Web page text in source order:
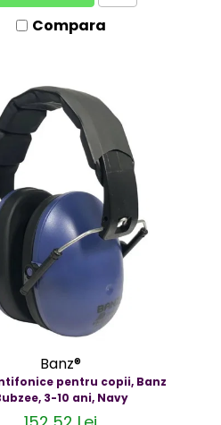
Compara
Banz®
pentru copii, Banz
3-10 ani, Navy